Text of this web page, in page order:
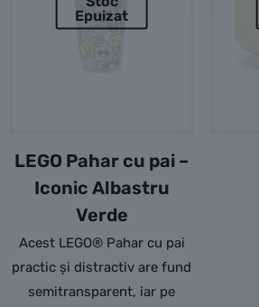
Epuizat
LEGO Pahar cu pai –
Iconic Albastru
Verde
Acest LEGO® Pahar cu pai
practic și distractiv are fund
semitransparent, iar pe